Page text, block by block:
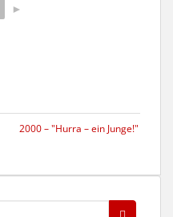
►
2000 – "Hurra – ein Junge!"